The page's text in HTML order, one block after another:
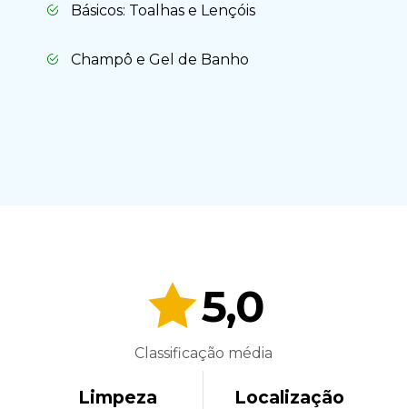
Básicos: Toalhas e Lençóis
Champô e Gel de Banho
5,0
Classificação média
Limpeza Localização